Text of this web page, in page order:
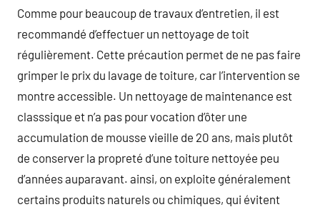
Comme pour beaucoup de travaux d’entretien, il est
recommandé d’effectuer un nettoyage de toit
régulièrement. Cette précaution permet de ne pas faire
grimper le prix du lavage de toiture, car l’intervention se
montre accessible. Un nettoyage de maintenance est
classsique et n’a pas pour vocation d’ôter une
accumulation de mousse vieille de 20 ans, mais plutôt
de conserver la propreté d’une toiture nettoyée peu
d’années auparavant. ainsi, on exploite généralement
certains produits naturels ou chimiques, qui évitent